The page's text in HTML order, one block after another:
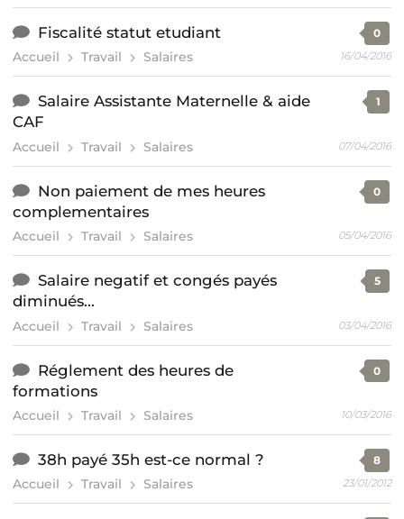
Fiscalité statut etudiant
Accueil Travail Salaires
0
16/04/2016
Salaire Assistante Maternelle & aide
CAF
Accueil Travail Salaires
1
07/04/2016
Non paiement de mes heures
complementaires
Accueil Travail Salaires
0
05/04/2016
Salaire negatif et congés payés
diminués...
Accueil Travail Salaires
5
03/04/2016
Réglement des heures de
formations
Accueil Travail Salaires
0
10/03/2016
38h payé 35h est-ce normal ?
Accueil Travail Salaires
8
23/01/2012